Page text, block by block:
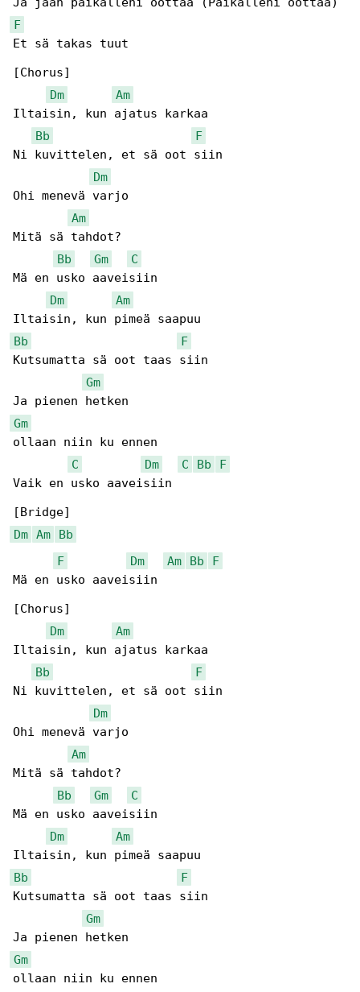
F
Et sä takas tuut
[Chorus]
Dm
Am
Iltaisin, kun ajatus karkaa
Bb
F
Ni kuvittelen, et sä oot siin
Dm
Ohi menevä varjo
Am
Mitä sä tahdot?
Bb
Gm
C
Mä en usko aaveisiin
Dm
Am
Bb
F
Kutsumatta sä oot taas siin
Gm
Gm
ollaan niin ku ennen
C
Dm C Bb
F
Vaik en usko aaveisiin
Dm Am
Bb
F
Dm Am Bb
F
Mä en usko aaveisiin
[Chorus]
Dm
Am
Iltaisin, kun ajatus karkaa
Bb
F
Ni kuvittelen, et sä oot siin
Dm
Ohi menevä varjo
Am
Mitä sä tahdot?
Bb
Gm
C
Mä en usko aaveisiin
Dm
Am
Bb
F
Kutsumatta sä oot taas siin
Gm
Gm
ollaan niin ku ennen